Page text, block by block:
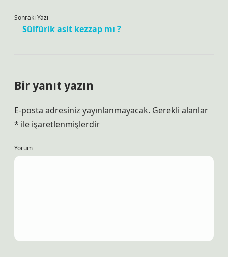
Sonraki Yazı
Sülfürik asit kezzap mı ?
Bir yanıt yazın
E-posta adresiniz yayınlanmayacak. Gerekli alanlar
* ile işaretlenmişlerdir
Yorum